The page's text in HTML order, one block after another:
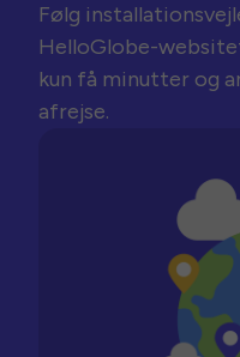
Følg
HelloGlobe-
kun få minutter og
afrejse.